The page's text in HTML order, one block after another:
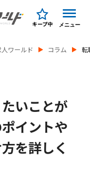
キープ中 メニュー
ワールド コラム 転
いことが
イントや
を詳しく